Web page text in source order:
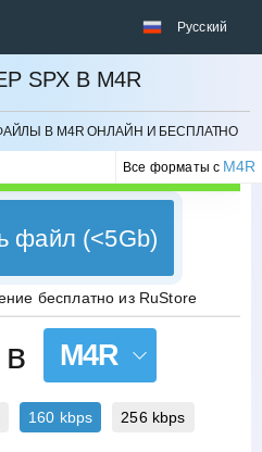
Русский
SPX В M4R
В M4R ОНЛАЙН И БЕСПЛАТНО
Все форматы с M4R
файл (<5Gb)
в M4R
160 kbps 256 kbps